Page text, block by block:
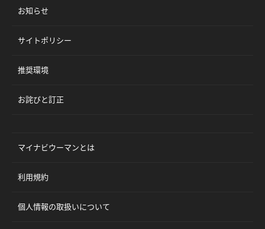
お知らせ
サイトポリシー
推奨環境
お詫びと訂正
マイナビウーマンとは
利用規約
個人情報の取扱いについて